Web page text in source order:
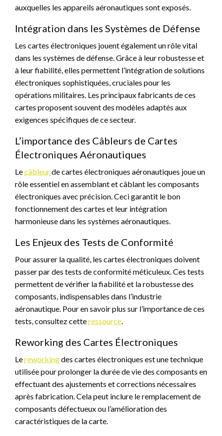
auxquelles les appareils aéronautiques sont exposés.
Intégration dans les Systèmes de Défense
Les cartes électroniques jouent également un rôle vital
dans les systèmes de défense. Grâce à leur robustesse et
à leur fiabilité, elles permettent l’intégration de solutions
électroniques sophistiquées, cruciales pour les
opérations militaires. Les principaux fabricants de ces
cartes proposent souvent des modèles adaptés aux
exigences spécifiques de ce secteur.
L’importance des Câbleurs de Cartes
Électroniques Aéronautiques
Lecâbleurde cartes électroniques aéronautiques joue un
rôle essentiel en assemblant et câblant les composants
électroniques avec précision. Ceci garantit le bon
fonctionnement des cartes et leur intégration
harmonieuse dans les systèmes aéronautiques.
Les Enjeux des Tests de Conformité
Pour assurer la qualité, les cartes électroniques doivent
passer par des tests de conformité méticuleux. Ces tests
permettent de vérifier la fiabilité et la robustesse des
composants, indispensables dans l’industrie
aéronautique. Pour en savoir plus sur l’importance de ces
tests, consultez cetteressource.
Reworking des Cartes Électroniques
Lereworkingdes cartes électroniques est une technique
utilisée pour prolonger la durée de vie des composants en
effectuant des ajustements et corrections nécessaires
après fabrication. Cela peut inclure le remplacement de
composants défectueux ou l’amélioration des
caractéristiques de la carte.